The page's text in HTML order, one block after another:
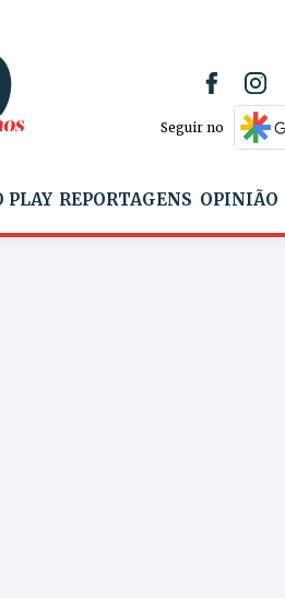
Seguir no
PLAY REPORTAGENS OPINIÃO